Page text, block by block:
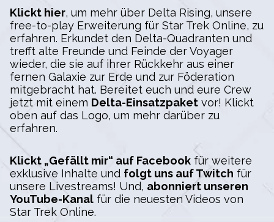
Klickt hier, um mehr über Delta Rising, unsere
free-to-play Erweiterung für Star Trek Online, zu
erfahren. Erkundet den Delta-Quadranten und
trefft alte Freunde und Feinde der Voyager
wieder, die sie auf ihrer Rückkehr aus einer
fernen Galaxie zur Erde und zur Föderation
mitgebracht hat. Bereitet euch und eure Crew
jetzt mit einem Delta-Einsatzpaket vor! Klickt
oben auf das Logo, um mehr darüber zu
erfahren.
Klickt „Gefällt mir“ auf Facebook für weitere
exklusive Inhalte und folgt uns auf Twitch für
unsere Livestreams! Und, abonniert unseren
YouTube-Kanal für die neuesten Videos von
Star Trek Online.